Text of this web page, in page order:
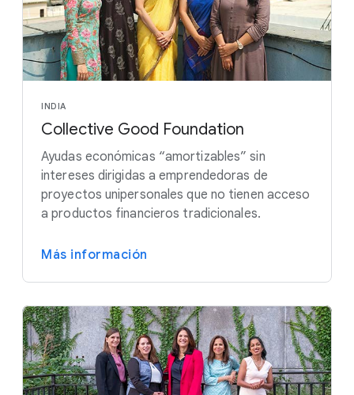
INDIA
Collective Good Foundation
Ayudas económicas “amortizables” sin
intereses dirigidas a emprendedoras de
proyectos unipersonales que no tienen acceso
a productos financieros tradicionales.
Más información